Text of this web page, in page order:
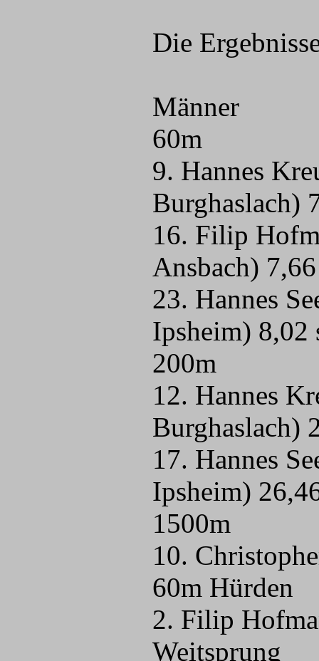
Die
Männer
60m
9. Hannes
Burghaslach)
16. Filip
Ansbach)
23. Hannes
Ipsheim) 8,02
200m
12. Hannes
Burghaslach)
17. Hannes
Ipsheim)
1500m
10.
60m Hürden
2. Filip
Weitsprung